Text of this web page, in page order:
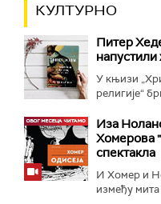
КУЛТУРНО
Питер
У књизи
религије“
Иза
Хомерова
спектакла
И Хомер и
између мита